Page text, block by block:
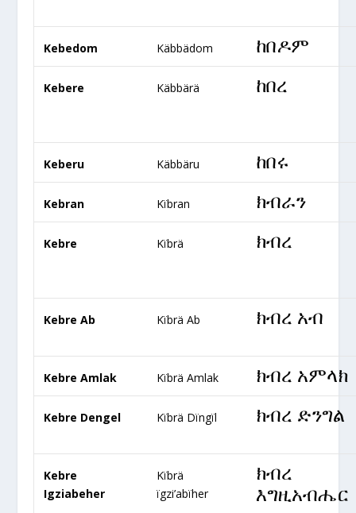
Kebedom Käbbädom ከበዶም
Kebere Käbbärä ከበረ
Keberu Käbbäru ከበሩ
Kebran Kïbran ክብራን
Kebre Kïbrä ክብረ
Kebre Ab Kïbrä Ab ክብረ አብ
Kebre Amlak Kïbrä Amlak ክብረ አምላክ
Kebre Dengel Kïbrä Dïngïl ክብረ ድንግል
Kebre
Igziabeher
Kïbrä
ïgzi’abïher
ክብረ
እግዚአብሔር